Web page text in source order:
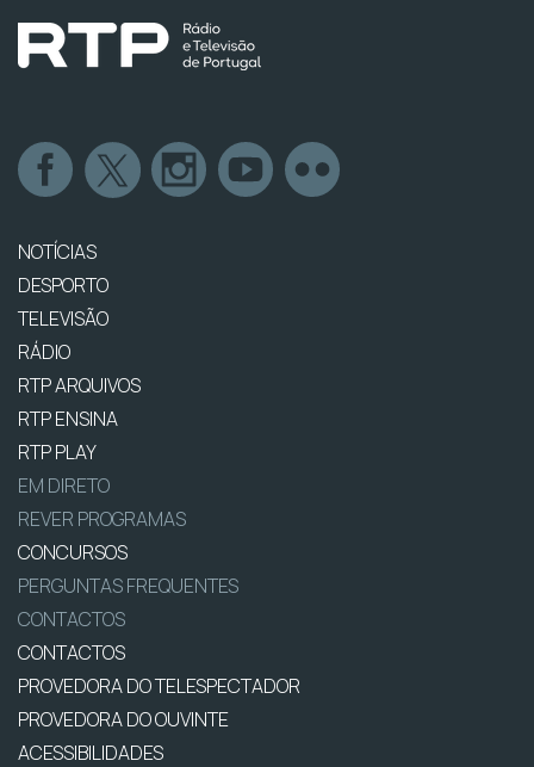
NOTÍCIAS
DESPORTO
TELEVISÃO
RÁDIO
RTP ARQUIVOS
RTP ENSINA
RTP PLAY
EM DIRETO
REVER PROGRAMAS
CONCURSOS
PERGUNTAS FREQUENTES
CONTACTOS
CONTACTOS
PROVEDORA DO TELESPECTADOR
PROVEDORA DO OUVINTE
ACESSIBILIDADES